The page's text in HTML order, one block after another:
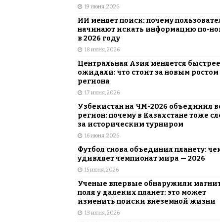
19 июня, 2026
ИИ меняет поиск: почему
начинают искать информацию по-
в 2026 году
18 июня, 2026
Центральная Азия меняется
ожидали: что стоит за новым ростом
региона
17 июня, 2026
Узбекистан на ЧМ-2026 объединил
регион: почему в Казахстане тоже
за историческим турниром
16 июня, 2026
Футбол снова объединил планету:
удивляет чемпионат мира — 2026
15 июня, 2026
Ученые впервые обнаружили
поля у далеких планет: это может
изменить поиски внеземной жизни
13 июня, 2026